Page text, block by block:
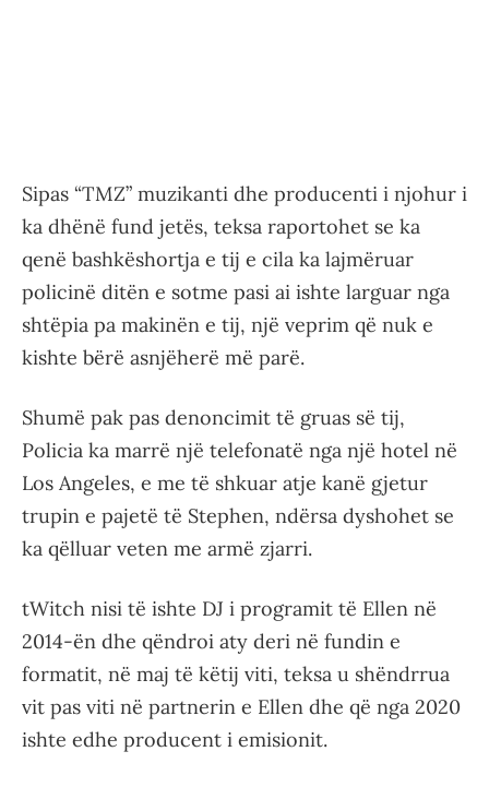
Sipas “TMZ” muzikanti dhe producenti i njohur i
ka dhënë fund jetës, teksa raportohet se ka
qenë bashkëshortja e tij e cila ka lajmëruar
policinë ditën e sotme pasi ai ishte larguar nga
shtëpia pa makinën e tij, një veprim që nuk e
kishte bërë asnjëherë më parë.
Shumë pak pas denoncimit të gruas së tij,
Policia ka marrë një telefonatë nga një hotel në
Los Angeles, e me të shkuar atje kanë gjetur
trupin e pajetë të Stephen, ndërsa dyshohet se
ka qëlluar veten me armë zjarri.
tWitch nisi të ishte DJ i programit të Ellen në
2014-ën dhe qëndroi aty deri në fundin e
formatit, në maj të këtij viti, teksa u shëndrrua
vit pas viti në partnerin e Ellen dhe që nga 2020
ishte edhe producent i emisionit.